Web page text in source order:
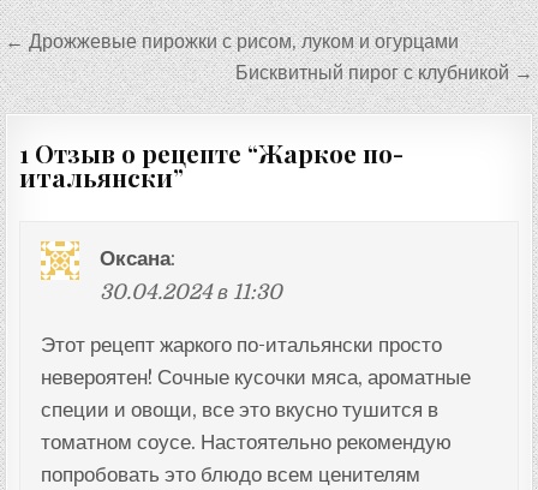
Навигация
по
записям
← Дрожжевые пирожки с рисом, луком и огурцами
Бисквитный пирог с клубникой →
1 Отзыв о рецепте “Жаркое по-
итальянски”
Оксана:
30.04.2024 в 11:30
Этот рецепт жаркого по-итальянски просто
невероятен! Сочные кусочки мяса, ароматные
специи и овощи, все это вкусно тушится в
томатном соусе. Настоятельно рекомендую
попробовать это блюдо всем ценителям